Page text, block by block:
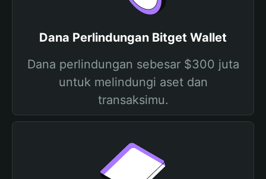
Dana Perlindungan Bitget Wallet
Dana perlindungan sebesar $300 juta
untuk melindungi aset dan
transaksimu.